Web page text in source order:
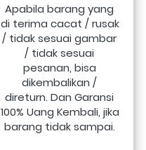
Apabila barang yang
di terima cacat / rusak
/ tidak sesuai gambar
/ tidak sesuai
pesanan, bisa
dikembalikan /
direturn. Dan Garansi
100% Uang Kembali, jika
barang tidak sampai.